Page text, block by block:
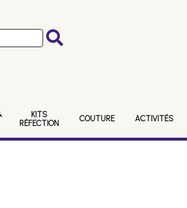
KITS
RÉFECTION
COUTURE ACTIVITÉS